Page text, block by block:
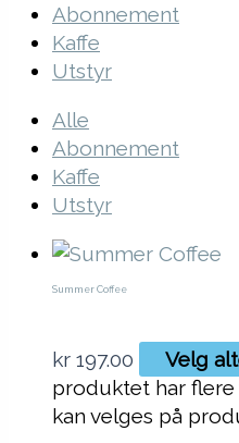
Abonnement
Kaffe
Utstyr
Alle
Abonnement
Kaffe
Utstyr
Summer Coffee
kr 197.00 Velg
produktet har flere
kan velges på